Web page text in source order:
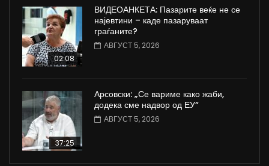
02:08
ВИДЕОАНКЕТА: Пазарите веќе не се
најевтини – каде пазаруваат
граѓаните?
АВГУСТ 5, 2026
37:25
Арсовски: „Се вариме како жаби,
додека сме надвор од ЕУ“
АВГУСТ 5, 2026